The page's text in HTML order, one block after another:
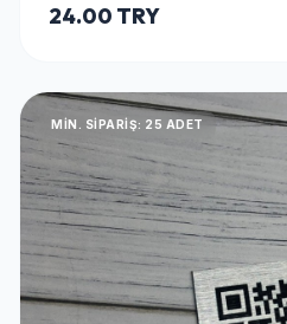
24.00 TRY
MIN. SIPARIŞ: 25 ADET